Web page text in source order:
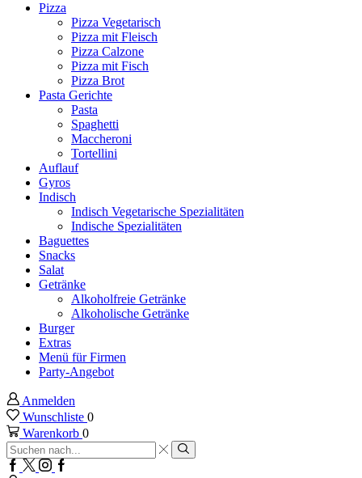
Pizza
Pizza Vegetarisch
Pizza mit Fleisch
Pizza Calzone
Pizza mit Fisch
Pizza Brot
Pasta Gerichte
Pasta
Spaghetti
Maccheroni
Tortellini
Auflauf
Gyros
Indisch
Indisch Vegetarische Spezialitäten
Indische Spezialitäten
Baguettes
Snacks
Salat
Getränke
Alkoholfreie Getränke
Alkoholische Getränke
Burger
Extras
Menü für Firmen
Party-Angebot
Anmelden
Wunschliste 0
Warenkorb 0
Sucheingabe
Suche
Facebook
TwitterInstagram
Google